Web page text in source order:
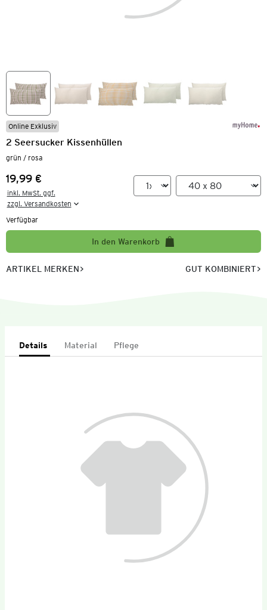
Online Exklusiv
2 Seersucker Kissenhüllen
grün / rosa
Preis:
19,99 €
inkl. MwSt. ggf.
zzgl. Versandkosten
Verfügbar
In den Warenkorb
ARTIKEL MERKEN GUT KOMBINIERT
Details Material Pflege